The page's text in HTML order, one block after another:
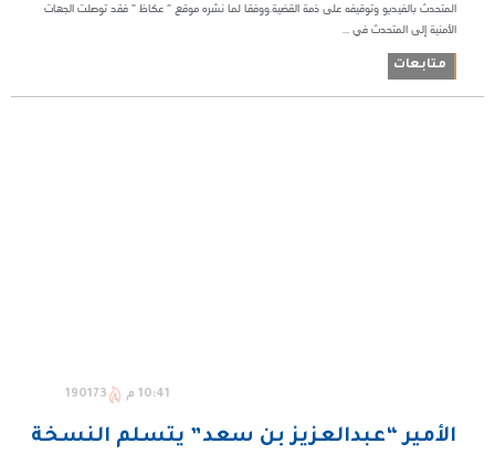
المتحدث بالفيديو وتوقيفه على ذمة القضية.ووفقا لما نشره موقع ” عكاظ ” فقد توصلت الجهات
الأمنية إلى المتحدث في ...
متابعات
10:41 م 190173
الأمير “عبدالعزيز بن سعد” يتسلم النسخة